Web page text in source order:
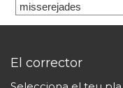
misserejades
El corrector